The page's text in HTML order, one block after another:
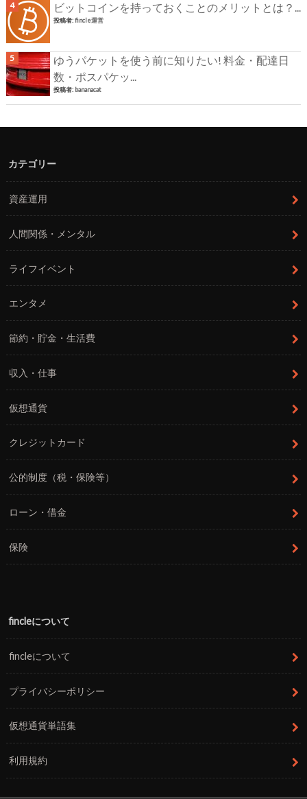
ビットコインを持っておくことのメリットとは？...
投稿者:fincle運営
ゆうパケットを使う前に知りたい! 料金・配達日
数・ポスパケッ...
投稿者: bananacat
カテゴリー
資産運用
人間関係・メンタル
ライフイベント
エンタメ
節約・貯金・生活費
収入・仕事
仮想通貨
クレジットカード
公的制度（税・保険等）
ローン・借金
保険
fincleについて
fincleについて
プライバシーポリシー
仮想通貨単語集
利用規約